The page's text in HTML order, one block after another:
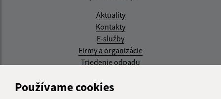
Používame cookies
Aktuality
Kontakty
E-služby
Firmy a organizácie
Triedenie odpadu
Aktualizované: